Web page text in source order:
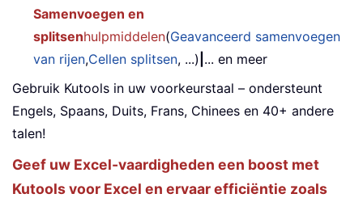
Samenvoegen en
splitsenhulpmiddelen(Geavanceerd samenvoegen
van rijen,Cellen splitsen, ...) ... en meer
Gebruik Kutools in uw voorkeurstaal – ondersteunt
Engels, Spaans, Duits, Frans, Chinees en 40+ andere
talen!
Geef uw Excel-vaardigheden een boost met
Kutools voor Excel en ervaar efficiëntie zoals